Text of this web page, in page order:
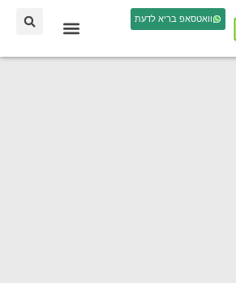
וואטסאפ בריא לדעת